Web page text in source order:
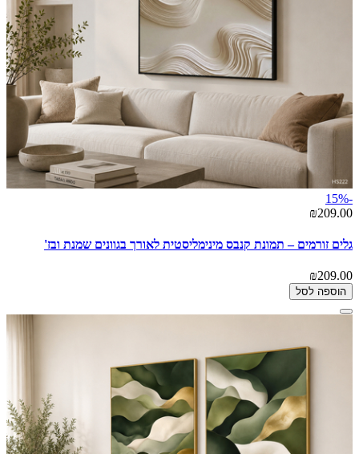
-15%
₪209.00
גלים זורמים – תמונת קנבס מינימליסטית לאורך בגוונים שמנת ובז'
₪209.00
הוספה לסל